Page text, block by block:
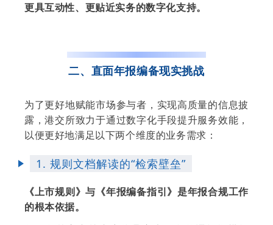
更具互动性、更贴近实务的数字化支持。
二、直面年报编备现实挑战
为了更好地赋能市场参与者，实现高质量的信息披
露，港交所致力于通过数字化手段提升服务效能，
以便更好地满足以下两个维度的业务需求：
1. 规则文档解读的“检索壁垒”
《上市规则》与《年报编备指引》是年报合规工作
的根本依据。